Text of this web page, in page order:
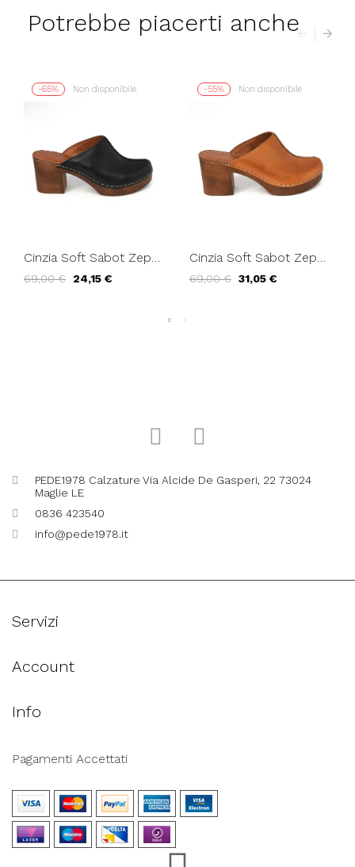
Potrebbe piacerti anche
-65% Non disponibile
Cinzia Soft Sabot Zeppa
Nero
69,00 € 24,15 €
-55% Non disponibile
Cinzia Soft Sabot Zeppa
Cuoio
69,00 € 31,05 €
PEDE1978 Calzature Via Alcide De Gasperi, 22 73024
Maglie LE
0836 423540
info@pede1978.it
Servizi
Account
Info
Pagamenti Accettati